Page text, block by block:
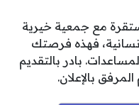
مع جمعية خيرية
فهذه فرصتك
بادر بالتقديم
بالإعلان.